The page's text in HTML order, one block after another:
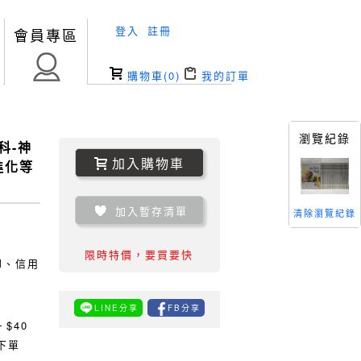
會員專區 登入 註冊
購物車(0) 我的訂單
-神
等
信用
$40
單
加入購物車
加入暫存清單
限時特價，要買要快
LINE分享 FB分享
瀏覽紀錄
清除瀏覽紀錄